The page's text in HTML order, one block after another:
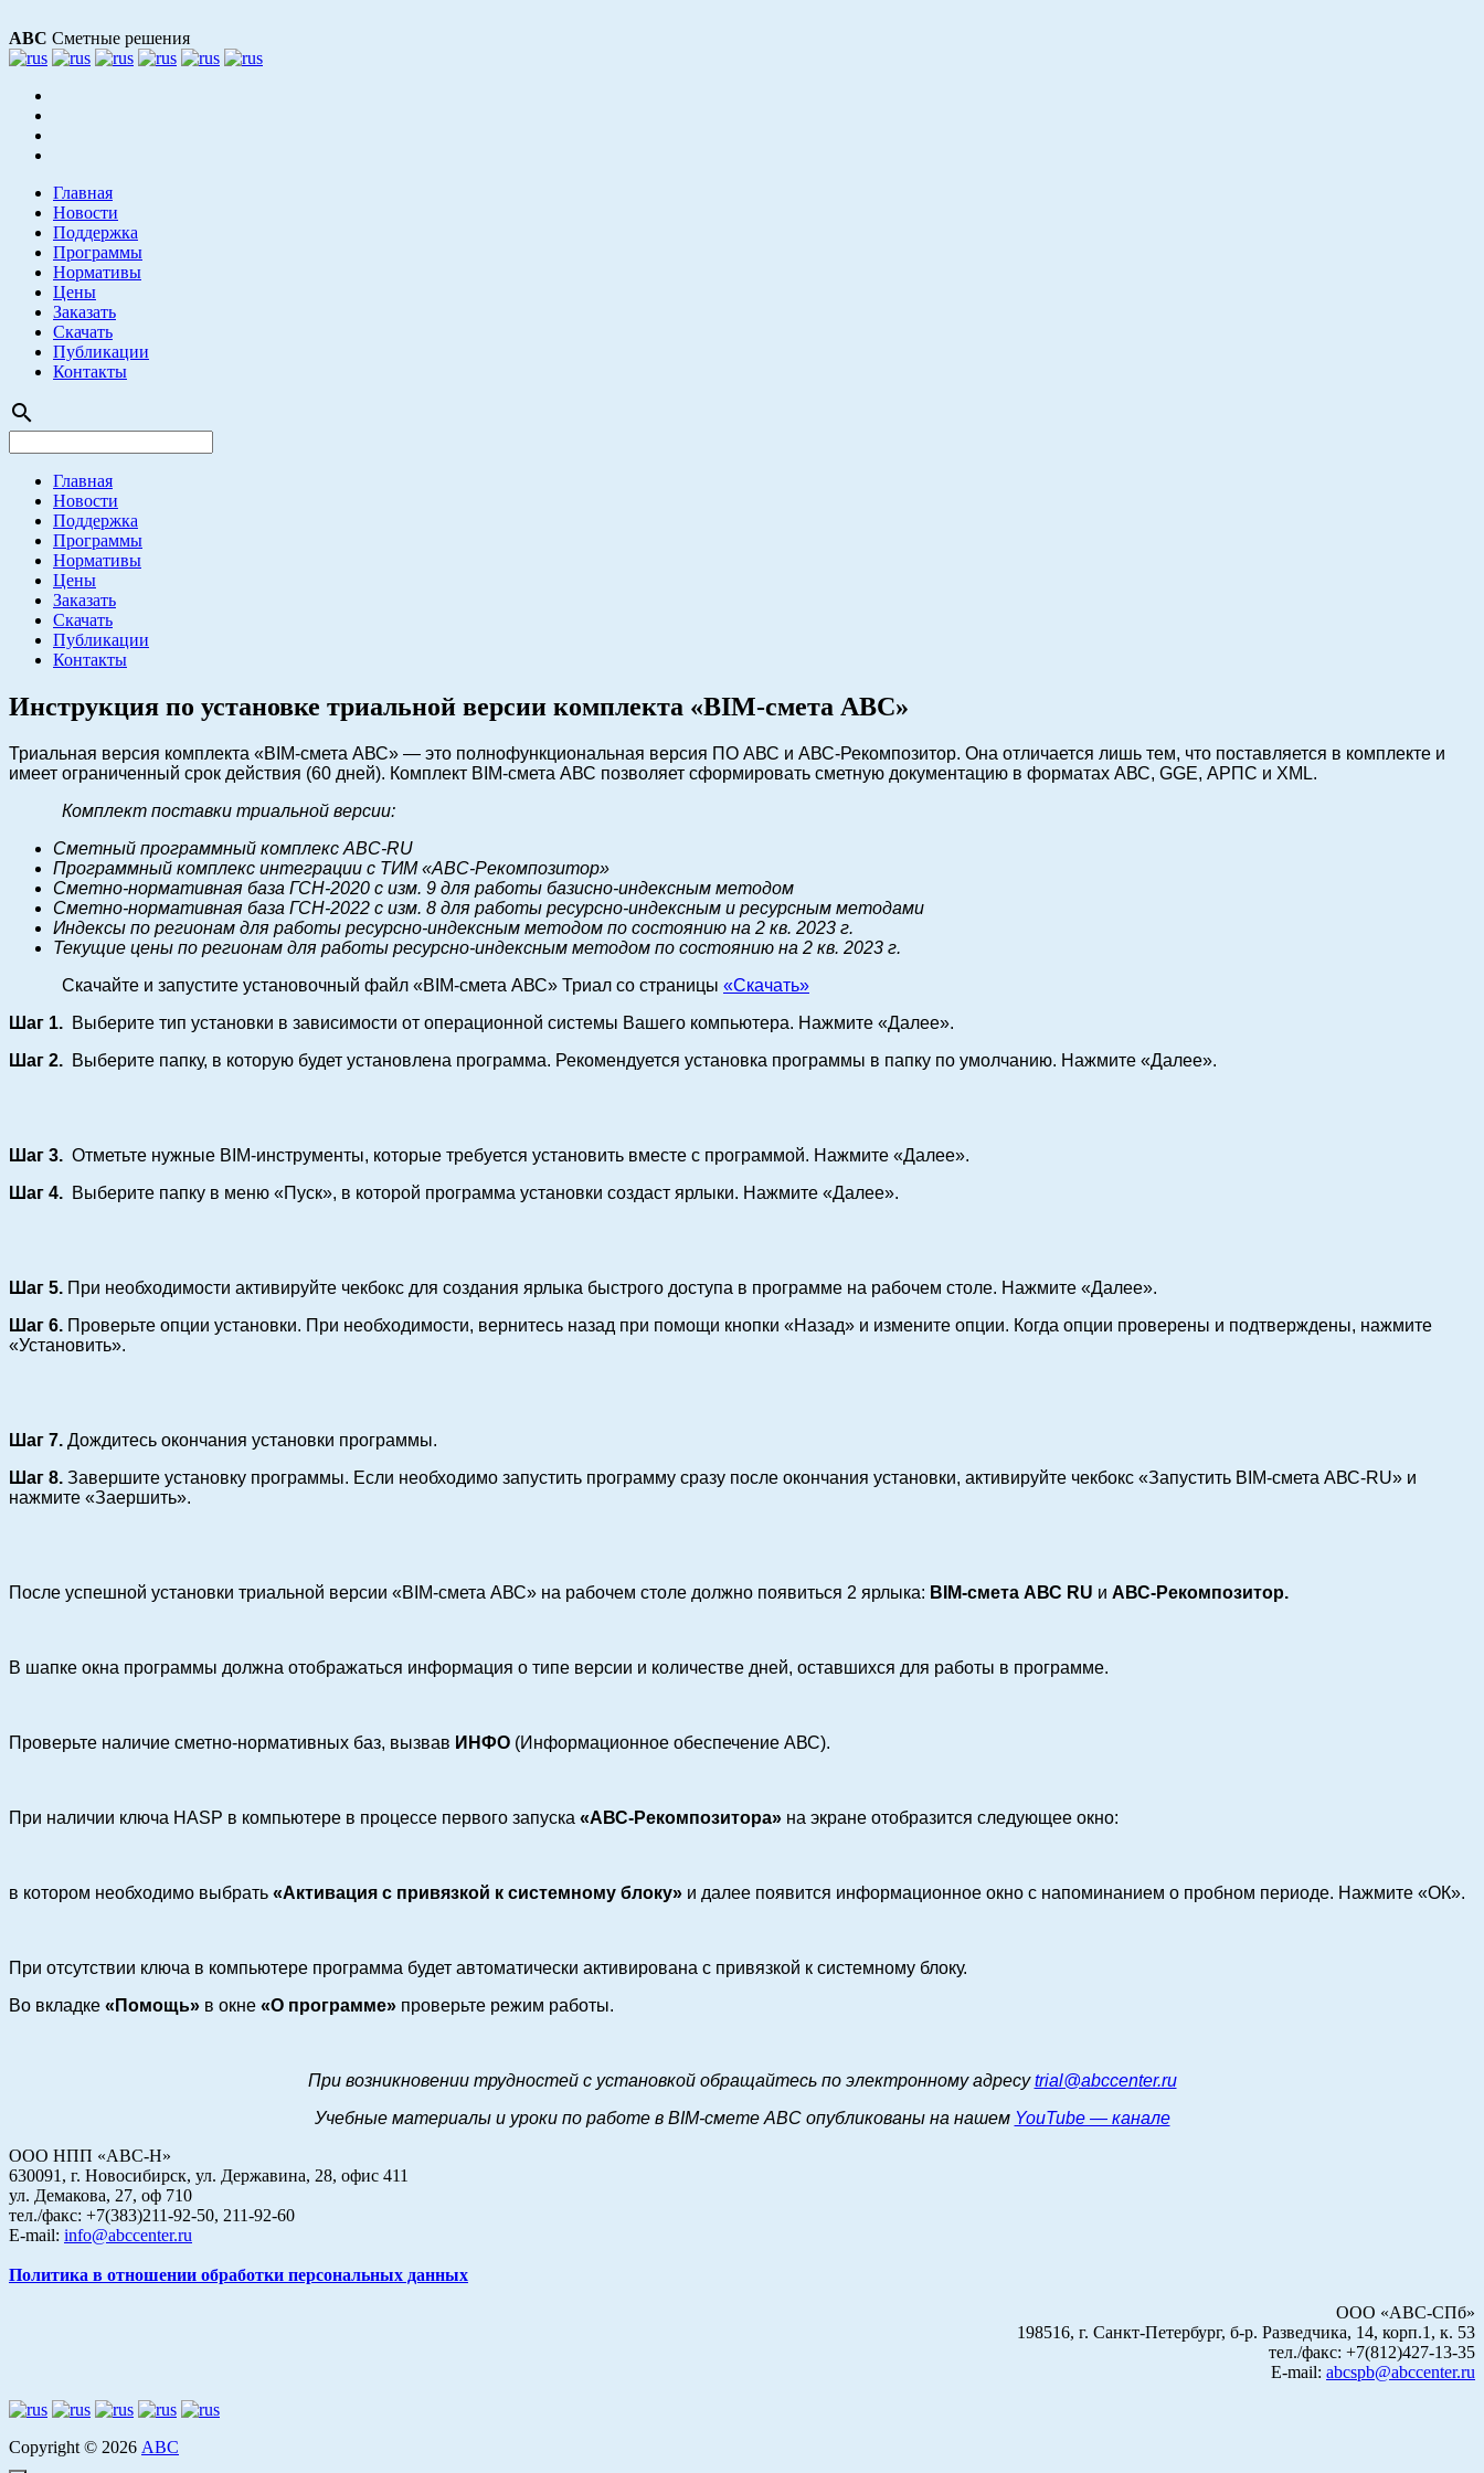
АВС Сметные решения
Главная
Новости
Поддержка
Программы
Нормативы
Цены
Заказать
Скачать
Публикации
Контакты
search
Главная
Новости
Поддержка
Программы
Нормативы
Цены
Заказать
Скачать
Публикации
Контакты
Инструкция по установке триальной версии комплекта «BIM-смета АВС»
Триальная версия комплекта «BIM-смета АВС» — это полнофункциональная версия ПО АВС и АВС-Рекомпозитор. Она отличается лишь тем, что поставляется в комплекте и
имеет ограниченный срок действия (60 дней). Комплект BIM-смета АВС позволяет сформировать сметную документацию в форматах АВС, GGE, АРПС и XML.
Комплект поставки триальной версии:
Сметный программный комплекс АВС-RU
Программный комплекс интеграции с ТИМ «АВС-Рекомпозитор»
Сметно-нормативная база ГСН-2020 с изм. 9 для работы базисно-индексным методом
Сметно-нормативная база ГСН-2022 с изм. 8 для работы ресурсно-индексным и ресурсным методами
Индексы по регионам для работы ресурсно-индексным методом по состоянию на 2 кв. 2023 г.
Текущие цены по регионам для работы ресурсно-индексным методом по состоянию на 2 кв. 2023 г.
Скачайте и запустите установочный файл «BIM-смета АВС» Триал со страницы «Скачать»
Шаг 1. Выберите тип установки в зависимости от операционной системы Вашего компьютера. Нажмите «Далее».
Шаг 2. Выберите папку, в которую будет установлена программа. Рекомендуется установка программы в папку по умолчанию. Нажмите «Далее».
Шаг 3. Отметьте нужные BIM-инструменты, которые требуется установить вместе с программой. Нажмите «Далее».
Шаг 4. Выберите папку в меню «Пуск», в которой программа установки создаст ярлыки. Нажмите «Далее».
Шаг 5. При необходимости активируйте чекбокс для создания ярлыка быстрого доступа в программе на рабочем столе. Нажмите «Далее».
Шаг 6. Проверьте опции установки. При необходимости, вернитесь назад при помощи кнопки «Назад» и измените опции. Когда опции проверены и подтверждены, нажмите
«Установить».
Шаг 7. Дождитесь окончания установки программы.
Шаг 8. Завершите установку программы. Если необходимо запустить программу сразу после окончания установки, активируйте чекбокс «Запустить BIM-смета АВС-RU» и
нажмите «Заершить».
После успешной установки триальной версии «BIM-смета АВС» на рабочем столе должно появиться 2 ярлыка: BIM-смета АВС RU и АВС-Рекомпозитор.
В шапке окна программы должна отображаться информация о типе версии и количестве дней, оставшихся для работы в программе.
Проверьте наличие сметно-нормативных баз, вызвав ИНФО (Информационное обеспечение АВС).
При наличии ключа HASP в компьютере в процессе первого запуска «АВС-Рекомпозитора» на экране отобразится следующее окно:
в котором необходимо выбрать «Активация с привязкой к системному блоку» и далее появится информационное окно с напоминанием о пробном периоде. Нажмите «ОК».
При отсутствии ключа в компьютере программа будет автоматически активирована с привязкой к системному блоку.
Во вкладке «Помощь» в окне «О программе» проверьте режим работы.
При возникновении трудностей с установкой обращайтесь по электронному адресуtrial@abccenter.ru
Учебные материалы и уроки по работе в BIM-смете АВС опубликованы на нашем YouTube — канале
ООО НПП «АВС-Н»
630091, г. Новосибирск, ул. Державина, 28, офис 411
ул. Демакова, 27, оф 710
тел./факс: +7(383)211-92-50, 211-92-60
E-mail: info@abccenter.ru
Политика в отношении обработки персональных данных
ООО «АВС-СПб»
198516, г. Санкт-Петербург, б-р. Разведчика, 14, корп.1, к. 53
тел./факс: +7(812)427-13-35
E-mail: abcspb@abccenter.ru
Copyright © 2026 АВС